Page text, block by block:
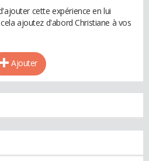
cette expérience en lui
ajoutez d'abord Christiane à vos
Ajouter